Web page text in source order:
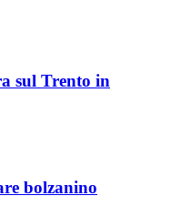
sul Trento in
bolzanino